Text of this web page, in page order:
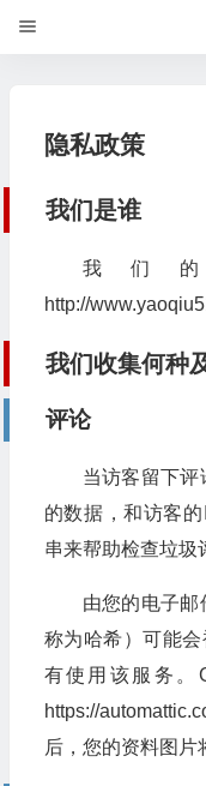
隐私政策
我们是谁
我们
http://
我们收集何种
评论
当访客留下
的数据，和访客
串来帮助检查垃圾
由您的电子邮
称为哈希）可能
有使用该服务。
https://
后，您的资料图片